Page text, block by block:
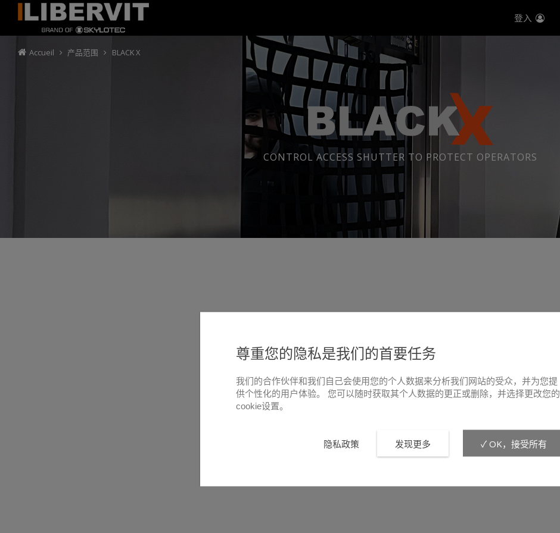
登入
CONTROL ACCESS SHUTTER TO PROTECT OPERATORS
Accueil 产品范围 BLACK X
尊重您的隐私是我们的首要任务
我们的合作伙伴和我们自己会使用您的个人数据来分析我们网站的受众，并为您提
供个性化的用户体验。 您可以随时获取其个人数据的更正或删除，并选择更改您的
cookie设置。
隐私政策 发现更多 ✓ OK，接受所有